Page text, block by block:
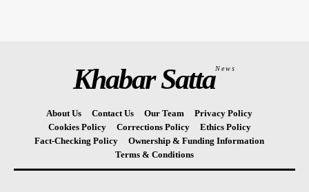
Khabar SattaNews
About Us Contact Us Our Team
Privacy Policy
Cookies Policy
Corrections Policy
Ethics Policy
Fact-Checking Policy
Ownership & Funding Information
Terms & Conditions